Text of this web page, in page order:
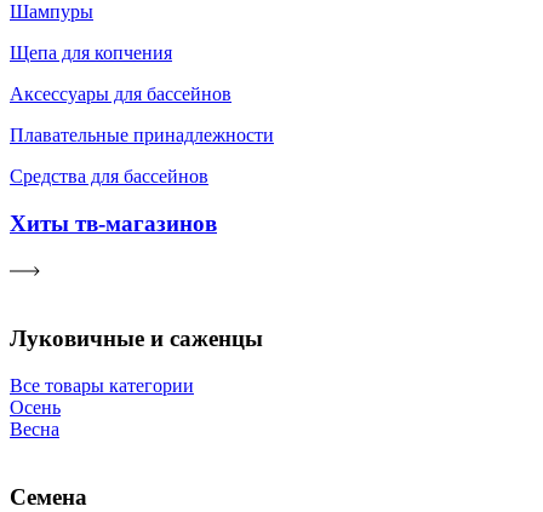
Шампуры
Щепа для копчения
Аксессуары для бассейнов
Плавательные принадлежности
Средства для бассейнов
Хиты тв-магазинов
Луковичные и саженцы
Все товары категории
Осень
Весна
Семена